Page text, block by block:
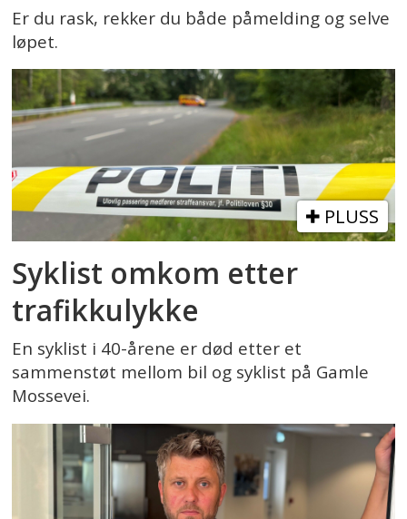
Er du rask, rekker du både påmelding og selve
løpet.
PLUSS
Syklist omkom etter
trafikkulykke
En syklist i 40-årene er død etter et
sammenstøt mellom bil og syklist på Gamle
Mossevei.